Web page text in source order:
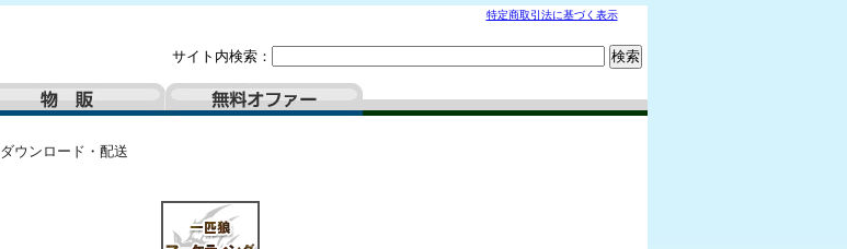
特定商取引法に基づく表示
サイト内検索：
ダウンロード・配送